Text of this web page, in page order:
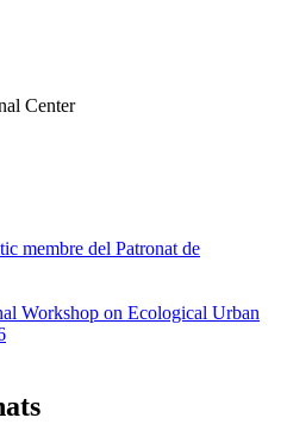
Center
membre del Patronat de
Workshop on Ecological Urban